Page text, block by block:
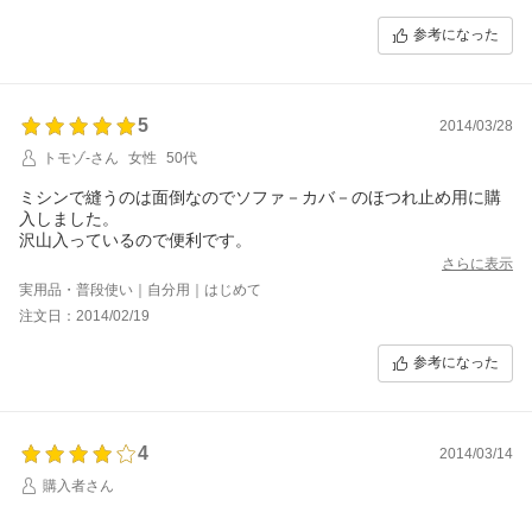
参考になった
5
2014/03/28
トモゾ-さん
女性 50代
ミシンで縫うのは面倒なのでソファ－カバ－のほつれ止め用に購
入しました。
沢山入っているので便利です。
さらに表示
実用品・普段使い｜自分用｜はじめて
注文日：2014/02/19
参考になった
4
2014/03/14
購入者さん